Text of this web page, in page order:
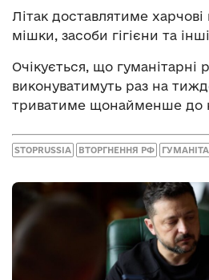
Літак доставлятиме
мішки, засоби гігієни та
Очікується, що гуманітарні
виконуватимуть раз на
триватиме щонайменше до
STOPRUSSIA ВТОРГНЕННЯ РФ